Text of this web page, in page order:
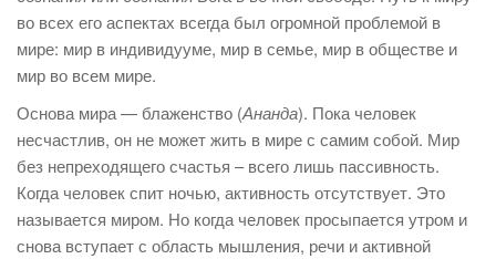
во всех его аспектах всегда был огромной проблемой в
мире: мир в индивидууме, мир в семье, мир в обществе и
мир во всем мире.
Основа мира — блаженство (Ананда). Пока человек
несчастлив, он не может жить в мире с самим собой. Мир
без непреходящего счастья – всего лишь пассивность.
Когда человек спит ночью, активность отсутствует. Это
называется миром. Но когда человек просыпается утром и
снова вступает с область мышления, речи и активной